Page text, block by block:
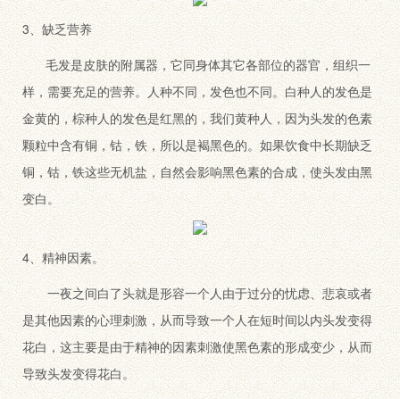
3、缺乏营养
毛发是皮肤的附属器，它同身体其它各部位的器官，组织一
样，需要充足的营养。人种不同，发色也不同。白种人的发色是
金黄的，棕种人的发色是红黑的，我们黄种人，因为头发的色素
颗粒中含有铜，钴，铁，所以是褐黑色的。如果饮食中长期缺乏
铜，钴，铁这些无机盐，自然会影响黑色素的合成，使头发由黑
变白。
4、精神因素。
一夜之间白了头就是形容一个人由于过分的忧虑、悲哀或者
是其他因素的心理刺激，从而导致一个人在短时间以内头发变得
花白，这主要是由于精神的因素刺激使黑色素的形成变少，从而
导致头发变得花白。